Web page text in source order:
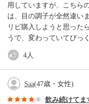
用していますが、こちら
は、目の調子が全然違い
リピ購入しようと思った
うで、変わっていてびっ
4人
Saa(47歳・女性)
飲み続けてま